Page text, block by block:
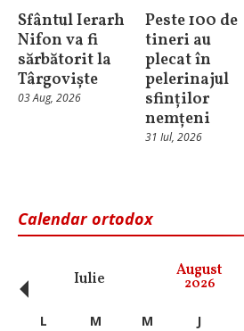
Sfântul Ierarh
Nifon va fi
sărbătorit la
Târgoviște
03 Aug, 2026
Peste 100 de
tineri au
plecat în
pelerinajul
sfinților
nemțeni
31 Iul, 2026
Calendar ortodox
Iulie August
2026
‹ L M M J